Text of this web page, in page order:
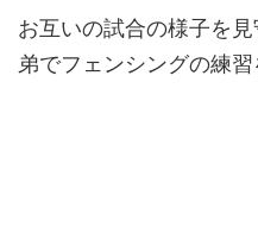
お互いの試合の様子を
弟でフェンシングの練